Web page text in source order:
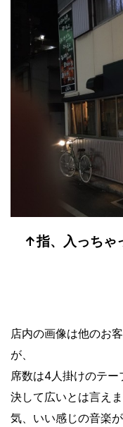
↑指、入っちゃ
店内の画像は他のお
が、
席数は4人掛けのテー
決して広いとは言え
気、いい感じの音楽